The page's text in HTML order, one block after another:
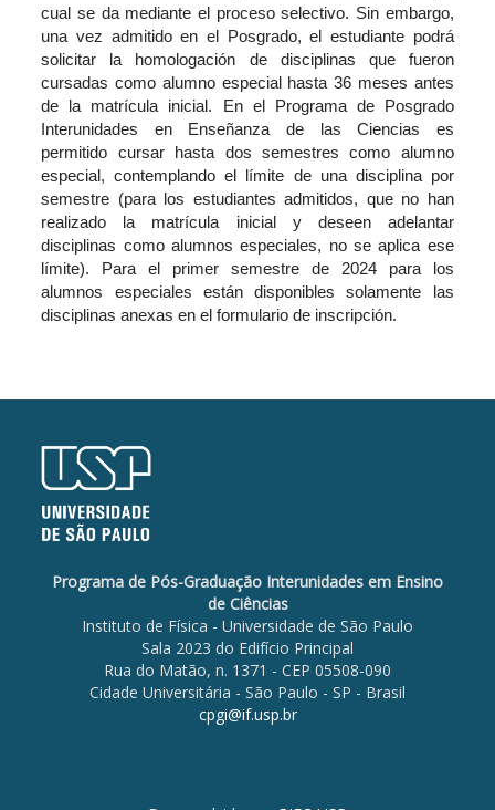
cual se da mediante el proceso selectivo. Sin embargo,
una vez admitido en el Posgrado, el estudiante podrá
solicitar la homologación de disciplinas que fueron
cursadas como alumno especial hasta 36 meses antes
de la matrícula inicial. En el Programa de Posgrado
Interunidades en Enseñanza de las Ciencias es
permitido cursar hasta dos semestres como alumno
especial, contemplando el límite de una disciplina por
semestre (para los estudiantes admitidos, que no han
realizado la matrícula inicial y deseen adelantar
disciplinas como alumnos especiales, no se aplica ese
límite). Para el primer semestre de 2024 para los
alumnos especiales están disponibles solamente las
disciplinas anexas en el formulario de inscripción.
Programa de Pós-Graduação Interunidades em Ensino
de Ciências
Instituto de Física - Universidade de São Paulo
Sala 2023 do Edifício Principal
Rua do Matão, n. 1371 - CEP 05508-090
Cidade Universitária - São Paulo - SP - Brasil
cpgi@if.usp.br